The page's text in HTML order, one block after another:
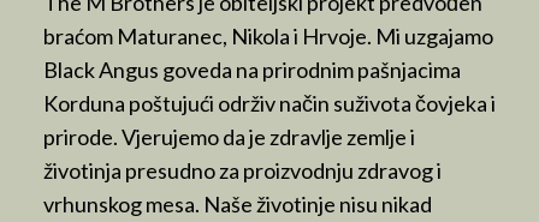
braćom Maturanec, Nikola i Hrvoje. Mi uzgajamo
Black Angus goveda na prirodnim pašnjacima
Korduna poštujući održiv način suživota čovjeka i
prirode. Vjerujemo da je zdravlje zemlje i
životinja presudno za proizvodnju zdravog i
vrhunskog mesa. Naše životinje nisu nikad